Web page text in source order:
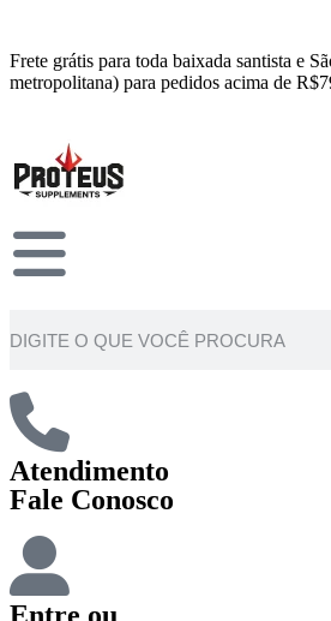
Frete grátis para toda baixada santista e
metropolitana) para pedidos acima de
Atendimento
Fale Conosco